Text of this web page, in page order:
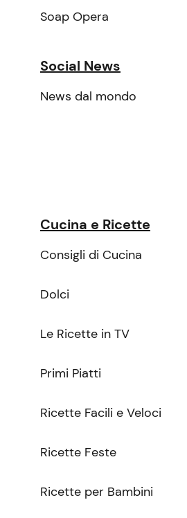
Soap Opera
Social News
News dal mondo
Cucina e Ricette
Consigli di Cucina
Dolci
Le Ricette in TV
Primi Piatti
Ricette Facili e Veloci
Ricette Feste
Ricette per Bambini